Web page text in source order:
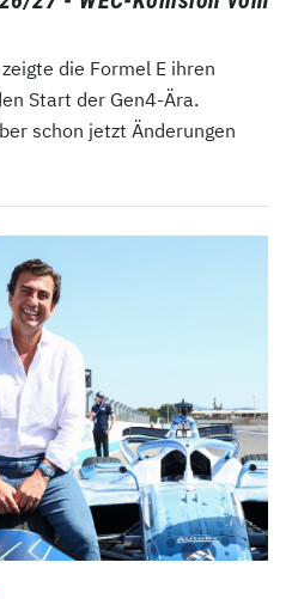
die Formel E ihren
Start der Gen4-Ära.
schon jetzt Änderungen